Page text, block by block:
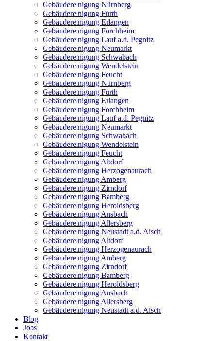
Gebäudereinigung Nürnberg
Gebäudereinigung Fürth
Gebäudereinigung Erlangen
Gebäudereinigung Forchheim
Gebäudereinigung Lauf a.d. Pegnitz
Gebäudereinigung Neumarkt
Gebäudereinigung Schwabach
Gebäudereinigung Wendelstein
Gebäudereinigung Feucht
Gebäudereinigung Nürnberg
Gebäudereinigung Fürth
Gebäudereinigung Erlangen
Gebäudereinigung Forchheim
Gebäudereinigung Lauf a.d. Pegnitz
Gebäudereinigung Neumarkt
Gebäudereinigung Schwabach
Gebäudereinigung Wendelstein
Gebäudereinigung Feucht
Gebäudereinigung Altdorf
Gebäudereinigung Herzogenaurach
Gebäudereinigung Amberg
Gebäudereinigung Zirndorf
Gebäudereinigung Bamberg
Gebäudereinigung Heroldsberg
Gebäudereinigung Ansbach
Gebäudereinigung Allersberg
Gebäudereinigung Neustadt a.d. Aisch
Gebäudereinigung Altdorf
Gebäudereinigung Herzogenaurach
Gebäudereinigung Amberg
Gebäudereinigung Zirndorf
Gebäudereinigung Bamberg
Gebäudereinigung Heroldsberg
Gebäudereinigung Ansbach
Gebäudereinigung Allersberg
Gebäudereinigung Neustadt a.d. Aisch
Blog
Jobs
Kontakt